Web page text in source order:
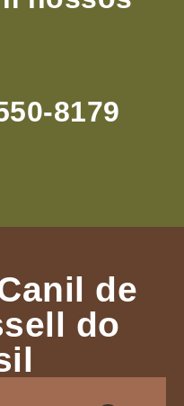
8179
de
do